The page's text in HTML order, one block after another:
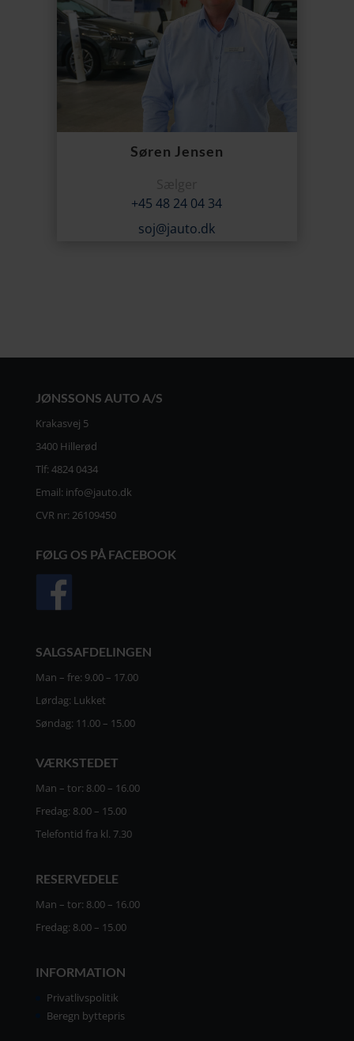
Søren Jensen
+45 48 24 04 34
soj@jauto.dk
JØNSSONS AUTO A/S
Krakasvej 5
3400 Hillerød
Tlf: 4824 0434
Email: info@jauto.dk
CVR nr: 26109450
FØLG OS PÅ FACEBOOK
SALGSAFDELINGEN
Man – fre: 9.00 – 17.00
Lørdag: Lukket
Søndag: 11.00 – 15.00
VÆRKSTEDET
Man – tor: 8.00 – 16.00
Fredag: 8.00 – 15.00
Telefontid fra kl. 7.30
RESERVEDELE
Man – tor: 8.00 – 16.00
Fredag: 8.00 – 15.00
INFORMATION
Privatlivspolitik
Beregn byttepris